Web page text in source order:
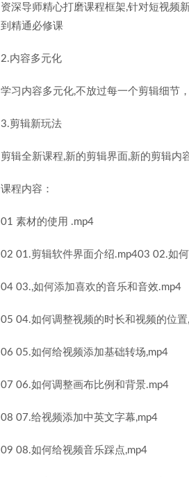
资深导师精心打磨课程框架,针对短视频
到精通必修课
2.内容多元化
学习内容多元化,不放过每一个剪辑细节
3.剪辑新玩法
剪辑全新课程,新的剪辑界面,新的剪辑内
课程内容：
01 素材的使用 .mp4
02 01.剪辑软件界面介绍.mp403 02.如
04 03.,如何添加喜欢的音乐和音效.mp4
05 04.如何调整视频的时长和视频的位置
06 05.如何给视频添加基础转场,mp4
07 06.如何调整画布比例和背景.mp4
08 07.给视频添加中英文字幕,mp4
09 08.如何给视频音乐踩点,mp4